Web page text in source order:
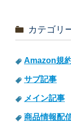
カテゴリ
Amazon規
サブ記事
メイン記事
商品情報配